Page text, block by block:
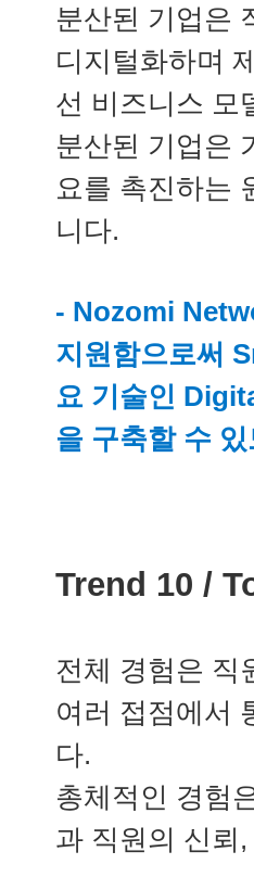
분산된 기업은
디지털화하며
선 비즈니스 모
분산된 기업은
요를 촉진하는
니다.
- Nozomi
지원함으로써
요 기술인
을 구축할 수
Trend 10 /
전체 경험은 직
여러 접점에서
다.
총체적인 경험
과 직원의 신뢰